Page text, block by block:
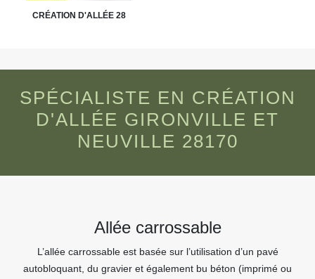
CRÉATION D'ALLÉE 28
SPÉCIALISTE EN CRÉATION
D'ALLÉE GIRONVILLE ET
NEUVILLE 28170
Allée carrossable
L’allée carrossable est basée sur l’utilisation d’un pavé
autobloquant, du gravier et également bu béton (imprimé ou